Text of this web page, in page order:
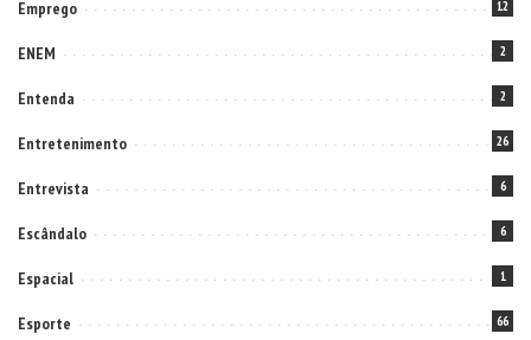
Emprego 12
ENEM 2
Entenda 2
Entretenimento 26
Entrevista 6
Escândalo 6
Espacial 1
Esporte 66